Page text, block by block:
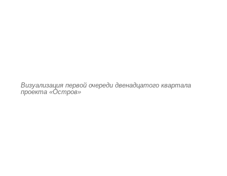
Визуализация первой очереди двенадцатого квартала
проекта «Остров»